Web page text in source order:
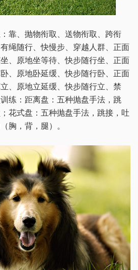
靠、抛物衔取、送物衔取、跨衔
绳随行、快慢步、穿越人群、正面
、原地坐等待、快步随行坐、正面
、原地卧延缓、快步随行卧、正面
、原地立延缓、快步随行立、禁
练：距离盘：五种抛盘手法，跳
花式盘：五种抛盘手法，跳接，吐
胸，背，腿）。